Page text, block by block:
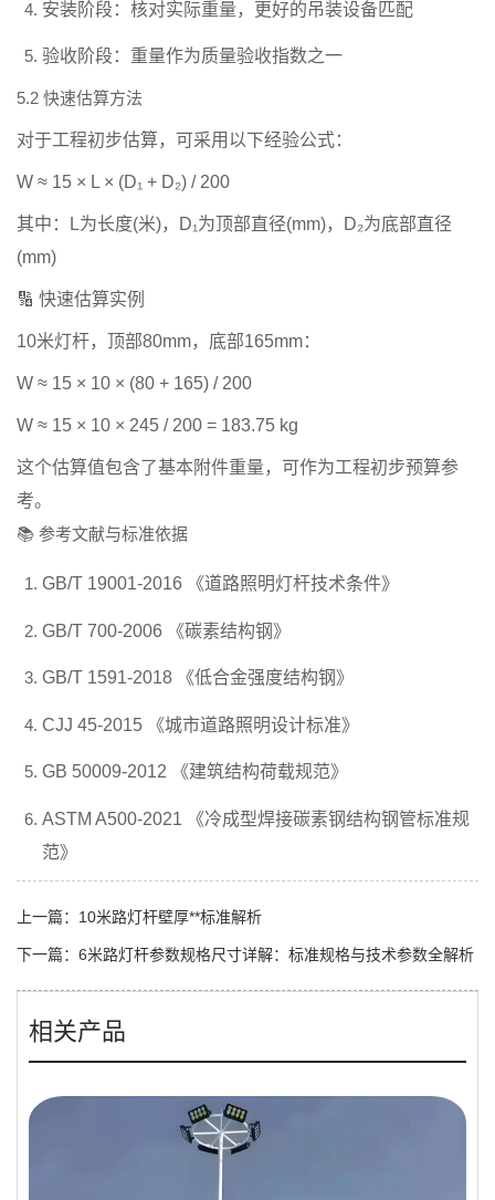
安装阶段： 核对实际重量，更好的吊装设备匹配
验收阶段： 重量作为质量验收指数之一
5.2 快速估算方法
对于工程初步估算，可采用以下经验公式：
W ≈ 15 × L × (D₁ + D₂) / 200
其中：L为长度(米)，D₁为顶部直径(mm)，D₂为底部直径
(mm)
🔢 快速估算实例
10米灯杆，顶部80mm，底部165mm：
W ≈ 15 × 10 × (80 + 165) / 200
W ≈ 15 × 10 × 245 / 200 = 183.75 kg
这个估算值包含了基本附件重量，可作为工程初步预算参
考。
📚 参考文献与标准依据
GB/T 19001-2016 《道路照明灯杆技术条件》
GB/T 700-2006 《碳素结构钢》
GB/T 1591-2018 《低合金强度结构钢》
CJJ 45-2015 《城市道路照明设计标准》
GB 50009-2012 《建筑结构荷载规范》
ASTM A500-2021 《冷成型焊接碳素钢结构钢管标准规
范》
上一篇： 10米路灯杆壁厚**标准解析
下一篇： 6米路灯杆参数规格尺寸详解：标准规格与技术参数全解析
相关产品